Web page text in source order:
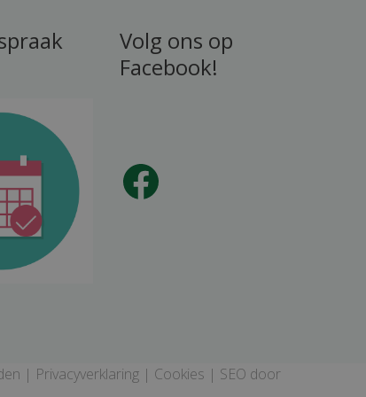
Volg ons op
Facebook!
Facebook
| Privacyverklaring | Cookies | SEO door